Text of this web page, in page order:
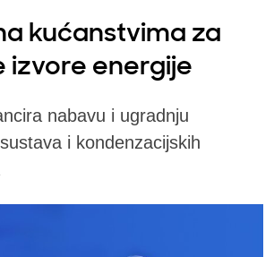
kućanstvima za
izvore energije
nabavu i ugradnju
i kondenzacijskih